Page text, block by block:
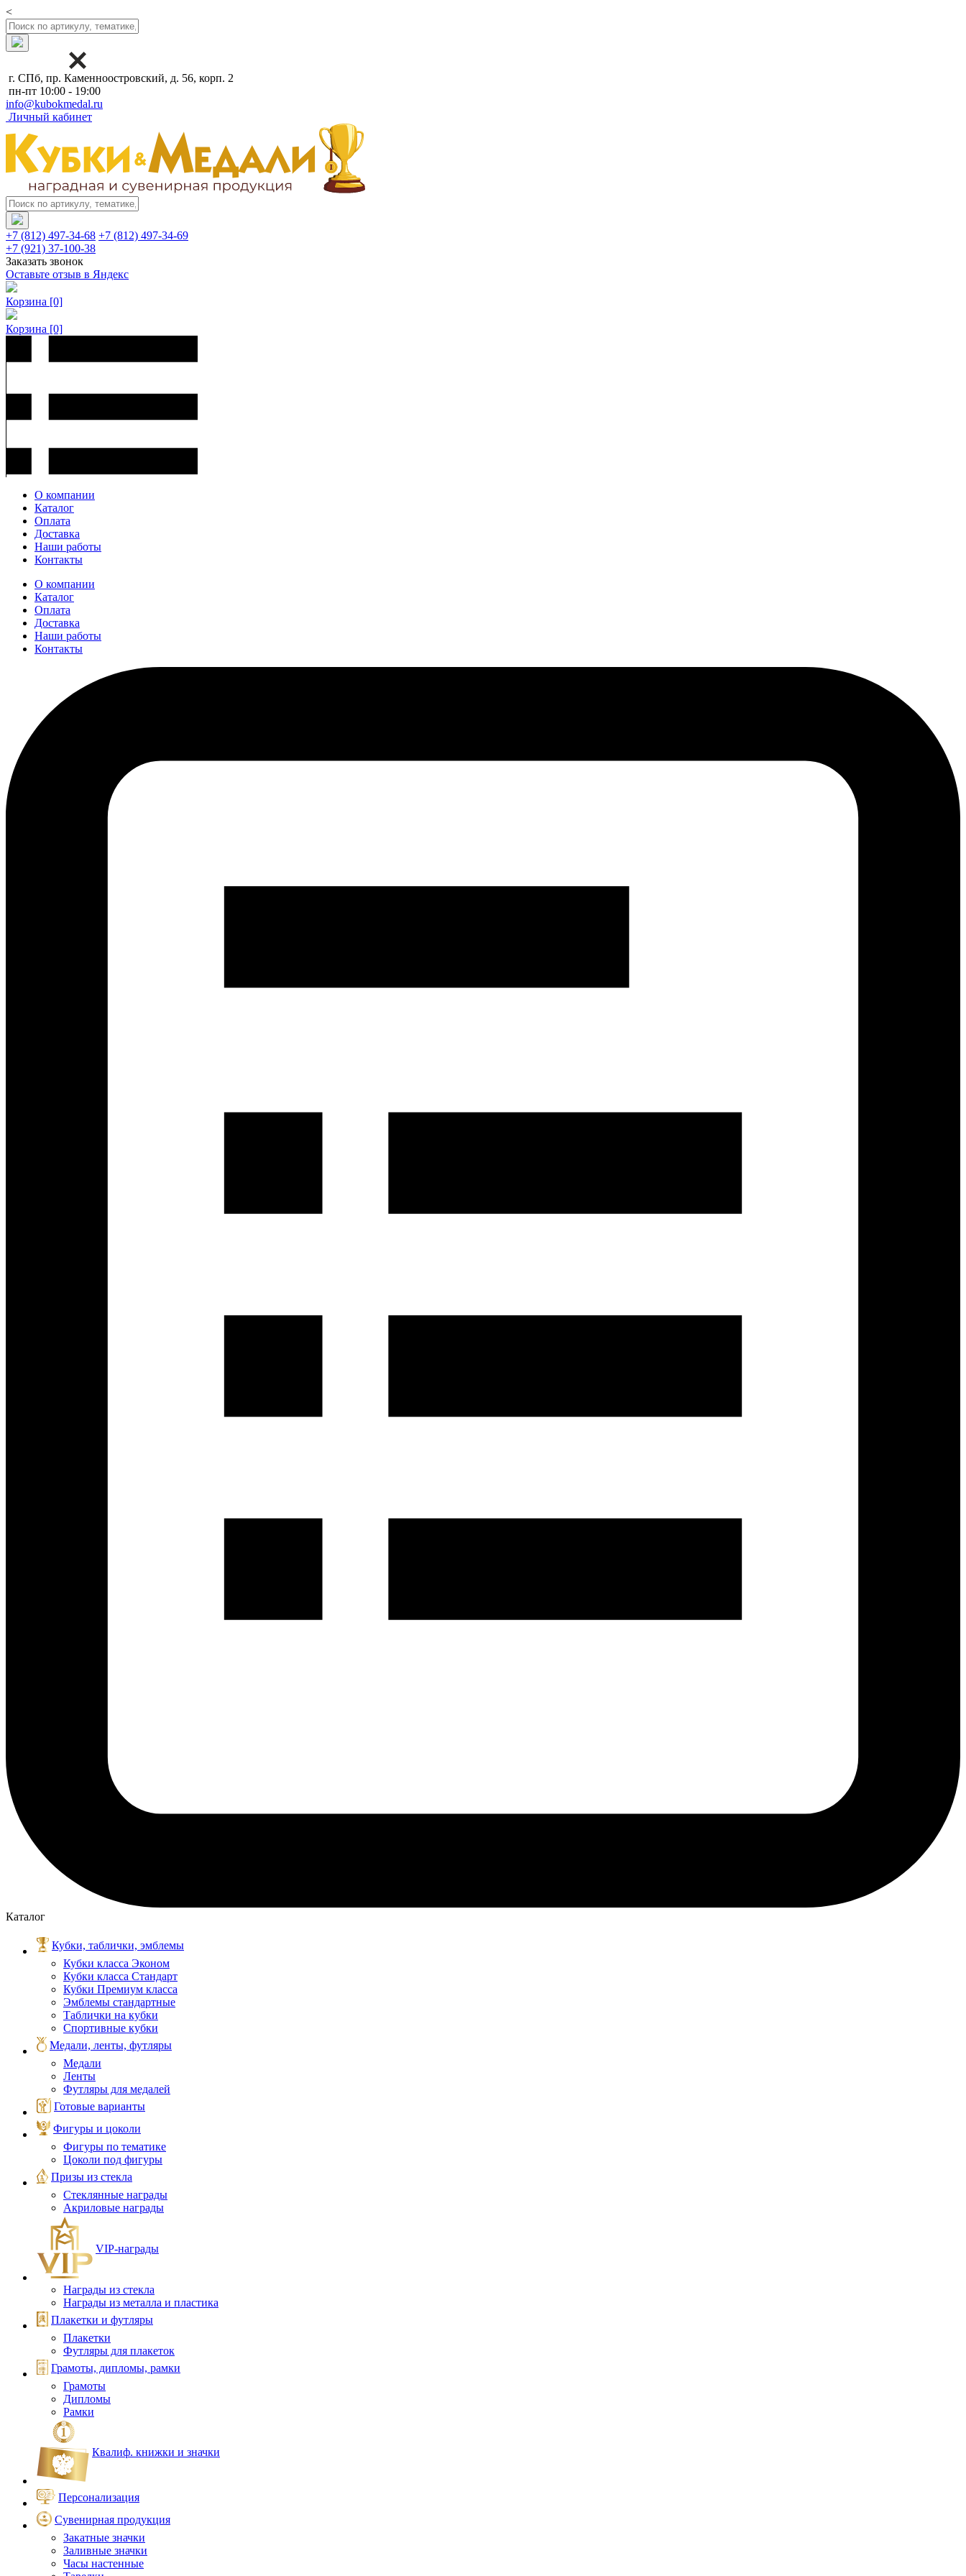
<
г. СПб, пр. Каменноостровский, д. 56, корп. 2
пн-пт 10:00 - 19:00
info@kubokmedal.ru
Личный кабинет
+7 (812) 497-34-68 +7 (812) 497-34-69
+7 (921) 37-100-38
Заказать звонок
Оставьте отзыв в Яндекс
Корзина [0]
Корзина [0]
О компании
Каталог
Оплата
Доставка
Наши работы
Контакты
О компании
Каталог
Оплата
Доставка
Наши работы
Контакты
Каталог
Кубки, таблички, эмблемы
Кубки класса Эконом
Кубки класса Стандарт
Кубки Премиум класса
Эмблемы стандартные
Таблички на кубки
Спортивные кубки
Медали, ленты, футляры
Медали
Ленты
Футляры для медалей
Готовые варианты
Фигуры и цоколи
Фигуры по тематике
Цоколи под фигуры
Призы из стекла
Стеклянные награды
Акриловые награды
VIP‑награды
Награды из стекла
Награды из металла и пластика
Плакетки и футляры
Плакетки
Футляры для плакеток
Грамоты, дипломы, рамки
Грамоты
Дипломы
Рамки
Квалиф. книжки и значки
Персонализация
Сувенирная продукция
Закатные значки
Заливные значки
Часы настенные